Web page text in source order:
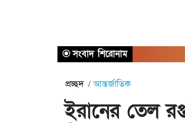
সংবাদ শিরোনাম
প্রচ্ছদ আন্তর্জাতিক
ইরানের তেল